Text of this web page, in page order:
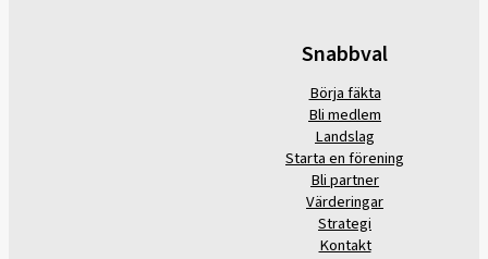
Snabbval
Börja fäkta
Bli medlem
Landslag
Starta en förening
Bli partner
Värderingar
Strategi
Kontakt